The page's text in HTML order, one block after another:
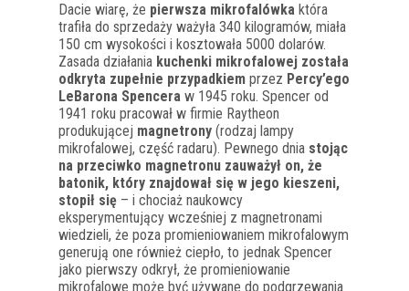
Dacie wiarę, że pierwsza mikrofalówka która
trafiła do sprzedaży ważyła 340 kilogramów, miała
150 cm wysokości i kosztowała 5000 dolarów.
Zasada działania kuchenki mikrofalowej została
odkryta zupełnie przypadkiem przez Percy’ego
LeBarona Spencera w 1945 roku. Spencer od
1941 roku pracował w firmie Raytheon
produkującej magnetrony (rodzaj lampy
mikrofalowej, część radaru). Pewnego dnia stojąc
na przeciwko magnetronu zauważył on, że
batonik, który znajdował się w jego kieszeni,
stopił się – i chociaż naukowcy
eksperymentujący wcześniej z magnetronami
wiedzieli, że poza promieniowaniem mikrofalowym
generują one również ciepło, to jednak Spencer
jako pierwszy odkrył, że promieniowanie
mikrofalowe może być używane do podgrzewania